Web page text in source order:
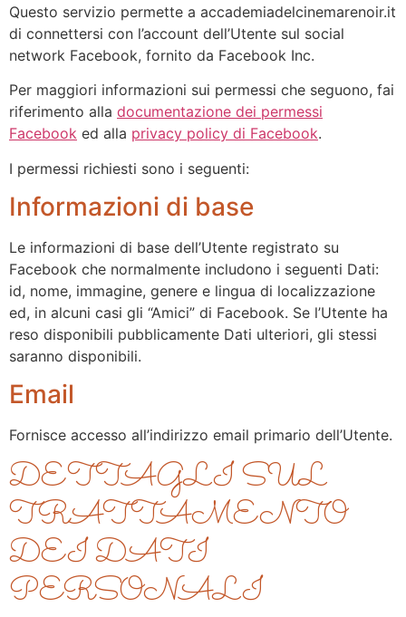
Questo servizio permette a accademiadelcinemarenoir.it
di connettersi con l’account dell’Utente sul social
network Facebook, fornito da Facebook Inc.
Per maggiori informazioni sui permessi che seguono, fai
riferimento alla documentazione dei permessi
Facebook ed alla privacy policy di Facebook.
I permessi richiesti sono i seguenti:
Informazioni di base
Le informazioni di base dell’Utente registrato su
Facebook che normalmente includono i seguenti Dati:
id, nome, immagine, genere e lingua di localizzazione
ed, in alcuni casi gli “Amici” di Facebook. Se l’Utente ha
reso disponibili pubblicamente Dati ulteriori, gli stessi
saranno disponibili.
Email
Fornisce accesso all’indirizzo email primario dell’Utente.
DETTAGLI SUL
TRATTAMENTO
DEI DATI
PERSONALI